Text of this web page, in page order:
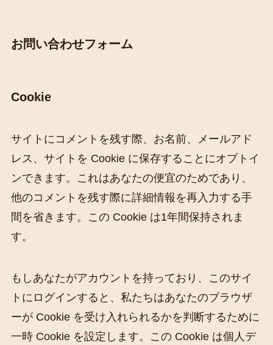
お問い合わせフォーム
Cookie
サイトにコメントを残す際、お名前、メールアド
レス、サイトを Cookie に保存することにオプトイ
ンできます。これはあなたの便宜のためであり、
他のコメントを残す際に詳細情報を再入力する手
間を省きます。この Cookie は1年間保持されま
す。
もしあなたがアカウントを持っており、このサイ
トにログインすると、私たちはあなたのブラウザ
ーが Cookie を受け入れられるかを判断するために
一時 Cookie を設定します。この Cookie は個人デ